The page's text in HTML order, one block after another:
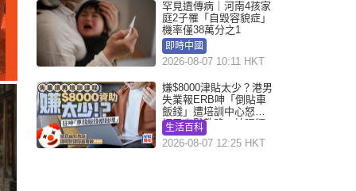
罕見遺傳病｜河南4孩家
庭2子罹「自毀容貌症」
機率僅38萬分之1
即時中國
2026-08-07 10:11 HKT
嫌$8000津貼太少？港男
失業報ERB呻「倒貼車
飯錢」遭培訓中心怒轟
網民幽默教路：揀呢類
課程唔會蝕...
生活百科
2026-08-07 12:25 HKT